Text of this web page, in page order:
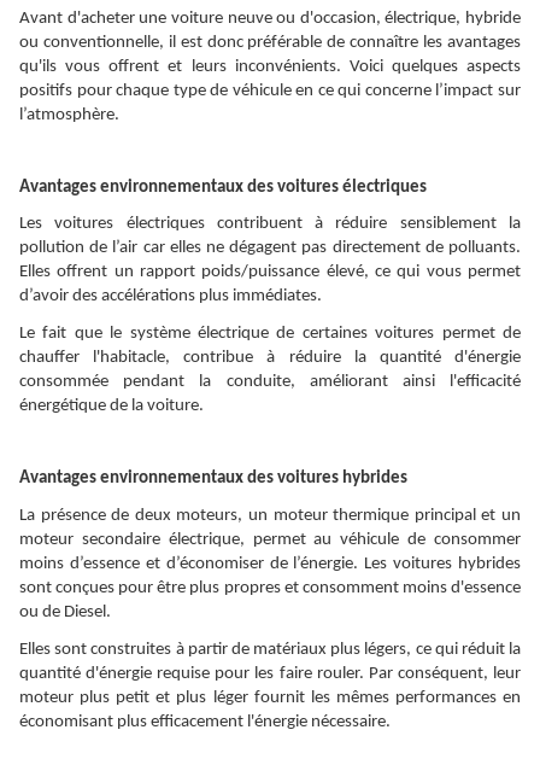
Avant d'acheter une voiture neuve ou d'occasion, électrique, hybride
ou conventionnelle, il est donc préférable de connaître les avantages
qu'ils vous offrent et leurs inconvénients. Voici quelques aspects
positifs pour chaque type de véhicule en ce qui concerne l’impact sur
l’atmosphère.
Avantages environnementaux des voitures électriques
Les voitures électriques contribuent à réduire sensiblement la
pollution de l’air car elles ne dégagent pas directement de polluants.
Elles offrent un rapport poids/puissance élevé, ce qui vous permet
d’avoir des accélérations plus immédiates.
Le fait que le système électrique de certaines voitures permet de
chauffer l'habitacle, contribue à réduire la quantité d'énergie
consommée pendant la conduite, améliorant ainsi l'efficacité
énergétique de la voiture.
Avantages environnementaux des voitures hybrides
La présence de deux moteurs, un moteur thermique principal et un
moteur secondaire électrique, permet au véhicule de consommer
moins d’essence et d’économiser de l’énergie. Les voitures hybrides
sont conçues pour être plus propres et consomment moins d'essence
ou de Diesel.
Elles sont construites à partir de matériaux plus légers, ce qui réduit la
quantité d'énergie requise pour les faire rouler. Par conséquent, leur
moteur plus petit et plus léger fournit les mêmes performances en
économisant plus efficacement l'énergie nécessaire.